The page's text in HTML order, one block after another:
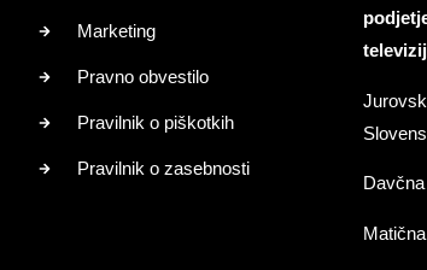
Marketing
Pravno obvestilo
Pravilnik o piškotkih
Pravilnik o zasebnosti